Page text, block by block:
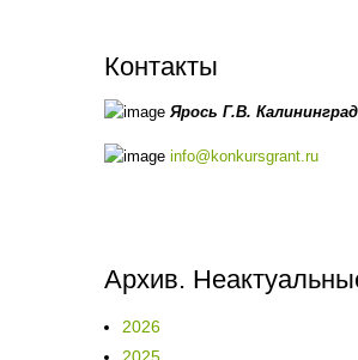
Контакты
Ярось Г.В.
info@konkursgrant.ru
Архив.
2026